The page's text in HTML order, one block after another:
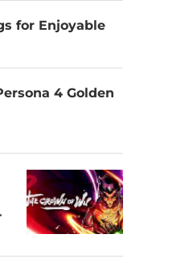
for Enjoyable
4 Golden